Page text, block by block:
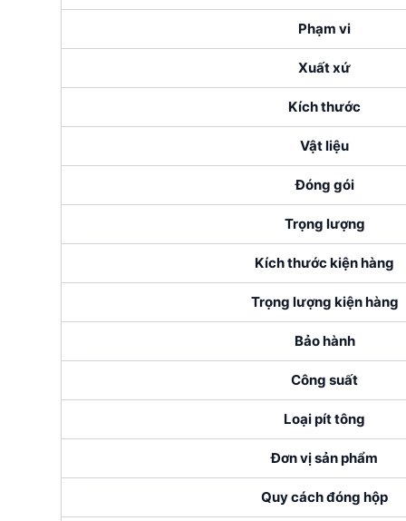
Phạm vi
Xuất xứ
Kích thước
Vật liệu
Đóng gói
Trọng lượng
Kích thước kiện hàng
Trọng lượng kiện hàng
Bảo hành
Công suất
Loại pít tông
Đơn vị sản phẩm
Quy cách đóng hộp